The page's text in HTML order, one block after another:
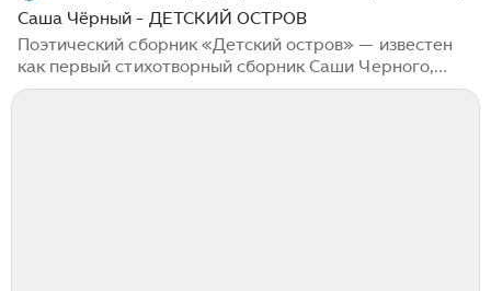
Саша Чёрный - ДЕТСКИЙ ОСТРОВ
Поэтический сборник «Детский остров» — известен
как первый стихотворный сборник Саши Черного,
вышедший не на родине, а за рубежом, в эмиграции.